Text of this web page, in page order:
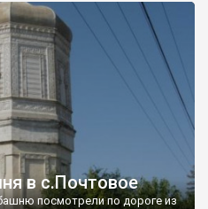
в с.Почтовое
посмотрели по дороге из